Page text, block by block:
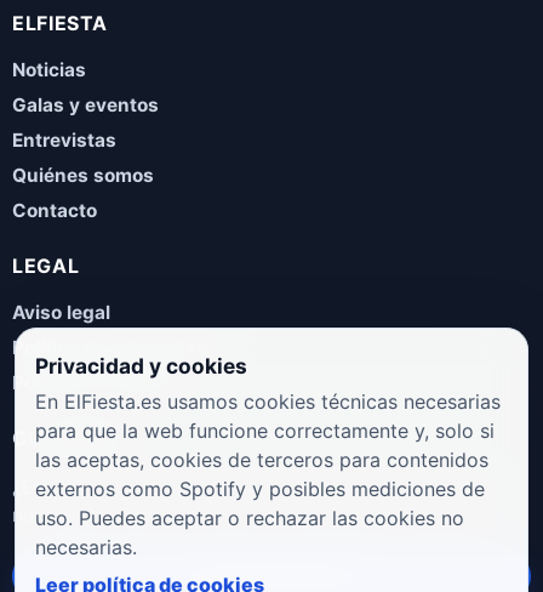
ELFIESTA
Noticias
Galas y eventos
Entrevistas
Quiénes somos
Contacto
LEGAL
Aviso legal
Política de privacidad
Política de cookies
COLABORA
¿Eres artista, manager, sello o promotor? Envíanos tus
novedades, galas, entrevistas o propuestas musicales.
Enviar propuesta
Privacidad y cookies
En ElFiesta.es usamos cookies técnicas necesarias
para que la web funcione correctamente y, solo si
las aceptas, cookies de terceros para contenidos
externos como Spotify y posibles mediciones de
uso. Puedes aceptar o rechazar las cookies no
necesarias.
Leer política de cookies